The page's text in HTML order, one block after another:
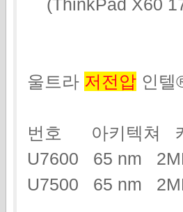
울트라 저전압 인
번호 아키텍
U7600 65 nm
U7500 65 nm